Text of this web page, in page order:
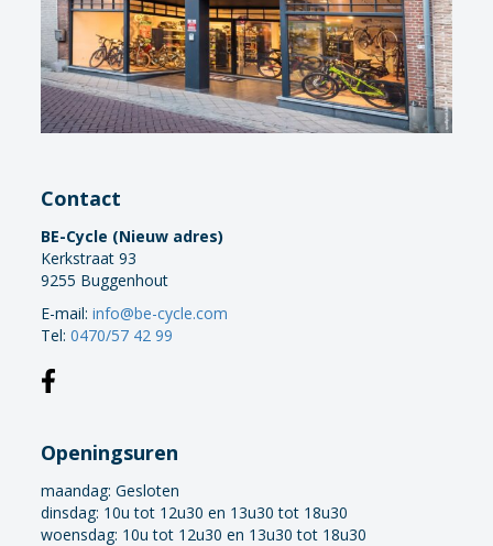
Contact
BE-Cycle (Nieuw adres)
Kerkstraat 93
9255 Buggenhout
E-mail:info@be-cycle.com
Tel:0470/57 42 99
Openingsuren
maandag:Gesloten
dinsdag: 10u tot 12u30 en 13u30 tot 18u30
woensdag: 10u tot 12u30 en 13u30 tot 18u30